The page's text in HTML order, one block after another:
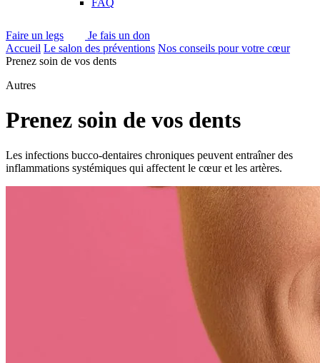
FAQ
Faire un legs
Je fais un don
Accueil Le salon des préventions Nos conseils pour votre cœur
Prenez soin de vos dents
Autres
️Prenez soin de vos dents
Les infections bucco-dentaires chroniques peuvent entraîner des
inflammations systémiques qui affectent le cœur et les artères.